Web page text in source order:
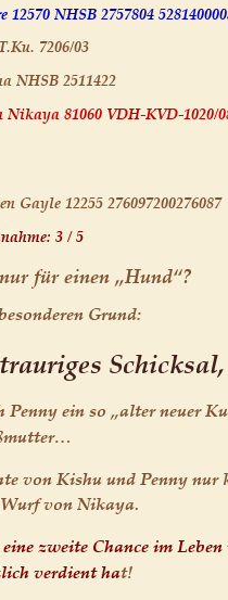
für einen „Hund“?
Grund:
Penny ein so „alter neuer
von Kishu und Penny
von Nikaya.
zweite Chance im
verdient hat!
NHSB 2757804
7206/03
NHSB 2511422
81060 VDH-KVD-1020/
Gayle 12255 276097200276087
3 / 5